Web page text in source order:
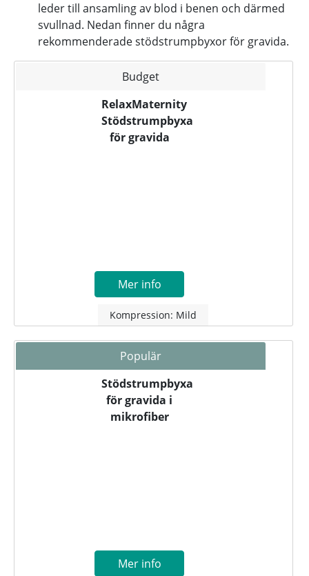
leder till ansamling av blod i benen och därmed
svullnad. Nedan finner du några
rekommenderade stödstrumpbyxor för gravida.
Budget
RelaxMaternity
Stödstrumpbyxa
för gravida
Mer info
Kompression: Mild
Populär
Stödstrumpbyxa
för gravida i
mikrofiber
Mer info